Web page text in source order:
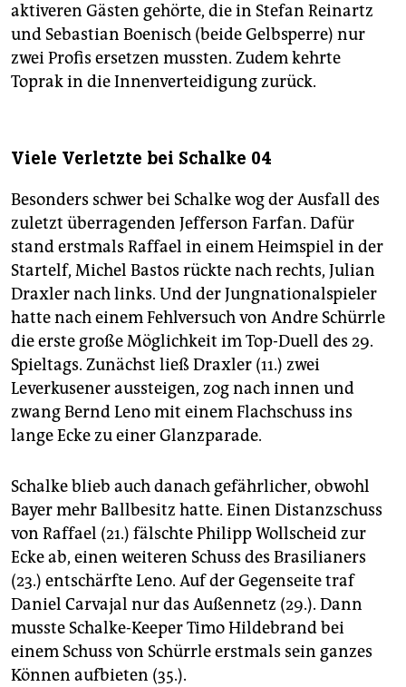
aktiveren Gästen gehörte, die in Stefan Reinartz
und Sebastian Boenisch (beide Gelbsperre) nur
zwei Profis ersetzen mussten. Zudem kehrte
Toprak in die Innenverteidigung zurück.
Viele Verletzte bei Schalke 04
Besonders schwer bei Schalke wog der Ausfall des
zuletzt überragenden Jefferson Farfan. Dafür
stand erstmals Raffael in einem Heimspiel in der
Startelf, Michel Bastos rückte nach rechts, Julian
Draxler nach links. Und der Jungnationalspieler
hatte nach einem Fehlversuch von Andre Schürrle
die erste große Möglichkeit im Top-Duell des 29.
Spieltags. Zunächst ließ Draxler (11.) zwei
Leverkusener aussteigen, zog nach innen und
zwang Bernd Leno mit einem Flachschuss ins
lange Ecke zu einer Glanzparade.
Schalke blieb auch danach gefährlicher, obwohl
Bayer mehr Ballbesitz hatte. Einen Distanzschuss
von Raffael (21.) fälschte Philipp Wollscheid zur
Ecke ab, einen weiteren Schuss des Brasilianers
(23.) entschärfte Leno. Auf der Gegenseite traf
Daniel Carvajal nur das Außennetz (29.). Dann
musste Schalke-Keeper Timo Hildebrand bei
einem Schuss von Schürrle erstmals sein ganzes
Können aufbieten (35.).